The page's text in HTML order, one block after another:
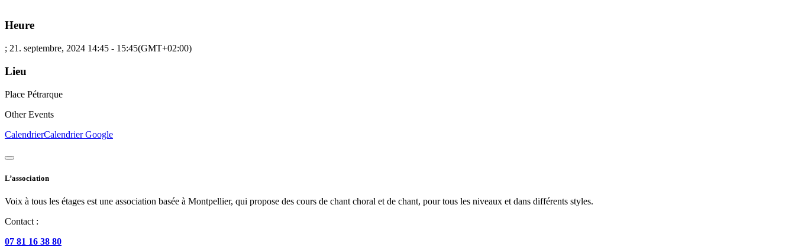
Heure
; 21. septembre, 2024 14:45 - 15:45(GMT+02:00)
Lieu
Place Pétrarque
Other Events
CalendrierCalendrier Google
L’association
Voix à tous les étages est une association basée à Montpellier, qui propose des cours de chant choral et de chant, pour tous les niveaux et dans différents styles.
Contact :
07 81 16 38 80